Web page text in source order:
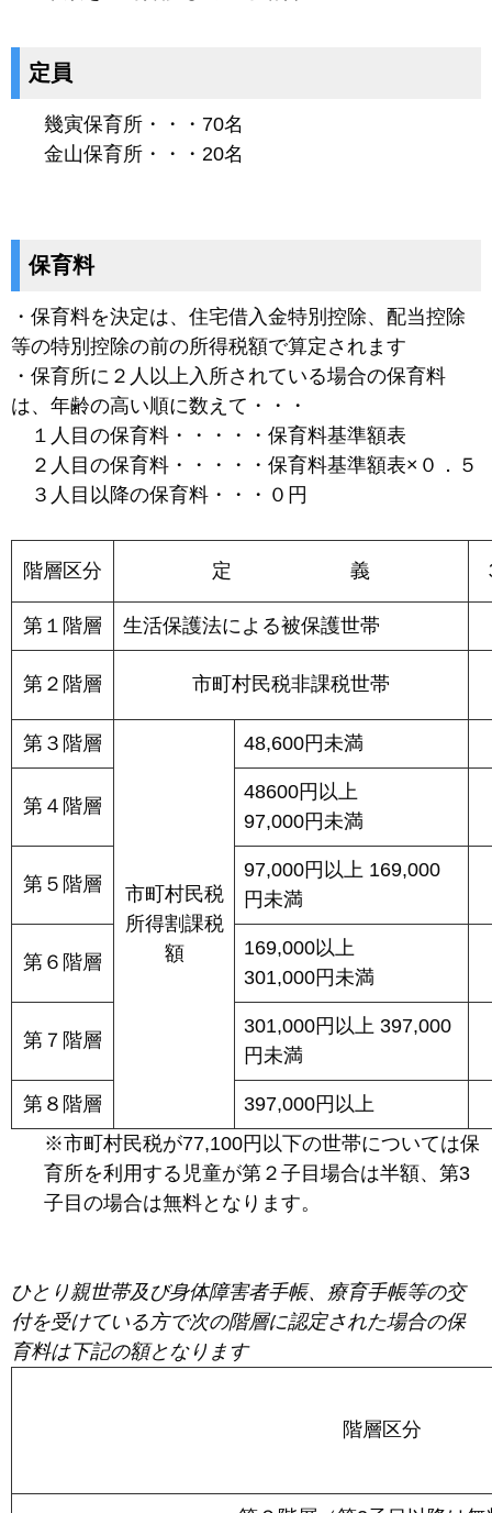
定員
幾寅保育所・・・70名
金山保育所・・・20名
保育料
・保育料を決定は、住宅借入金特別控除、配当控除
等の特別控除の前の所得税額で算定されます
・保育所に２人以上入所されている場合の保育料
は、年齢の高い順に数えて・・・
１人目の保育料・・・・・保育料基準額表
２人目の保育料・・・・・保育料基準額表×０．５
３人目以降の保育料・・・０円
階層区分 定 義
第１階層 生活保護法による被保護世帯
第２階層 市町村民税非課税世帯
第３階層
市町村民税
所得割課税
額
48,600円未満
第４階層
48600円以上
97,000円未満
第５階層
97,000円以上 169,000
円未満
第６階層
169,000以上
301,000円未満
第７階層
301,000円以上 397,000
円未満
第８階層
397,000円以上
※市町村民税が77,100円以下の世帯については保
育所を利用する児童が第２子目場合は半額、第3
子目の場合は無料となります。
ひとり親世帯及び身体障害者手帳、療育手帳等の交
付を受けている方で次の階層に認定された場合の保
育料は下記の額となります
階層区分